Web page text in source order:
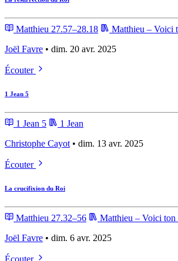
Matthieu 27.57–28.18
Matthieu – Voici
Joël Favre • dim. 20 avr. 2025
Écouter
1 Jean 5
1 Jean 5
1 Jean
Christophe Cayot • dim. 13 avr. 2025
Écouter
La crucifixion du Roi
Matthieu 27.32–56
Matthieu – Voici ton
Joël Favre • dim. 6 avr. 2025
Écouter